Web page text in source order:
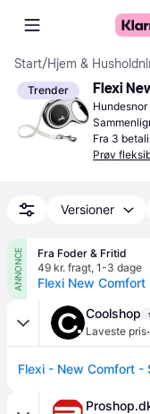
Start/Hjem &
Trender Flexi
Hundesnor
Fra 3
Prøv
Versioner
ANNONCE
Fra Foder & Fritid
49 kr. fragt, 1-3 dage
Flexi New
Coolshop
Laveste pris·